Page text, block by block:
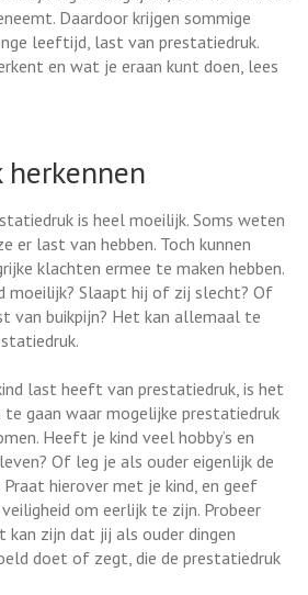
Daardoor krijgen sommige
leeftijd, last van prestatiedruk.
en wat je eraan kunt doen, lees
herkennen
is heel moeilijk. Soms weten
er last van hebben. Toch kunnen
klachten ermee te maken hebben.
moeilijk? Slaapt hij of zij slecht? Of
van buikpijn? Het kan allemaal te
last heeft van prestatiedruk, is het
te gaan waar mogelijke prestatiedruk
Heeft je kind veel hobby’s en
Of leg je als ouder eigenlijk de
hierover met je kind, en geef
om eerlijk te zijn. Probeer
zijn dat jij als ouder dingen
doet of zegt, die de prestatiedruk